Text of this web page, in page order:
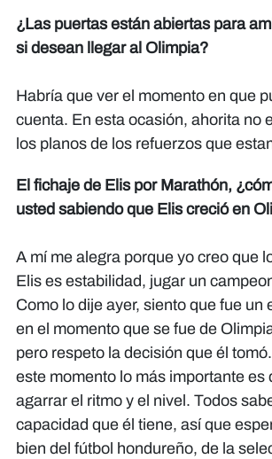
¿Las puertas están abiertas para
si desean llegar al Olimpia?
Habría que ver el momento en que
cuenta. En esta ocasión, ahorita no
los planos de los refuerzos que
El fichaje de Elis por Marathón,
usted sabiendo que Elis creció en
A mí me alegra porque yo creo que
Elis es estabilidad, jugar un
Como lo dije ayer, siento que fue un
en el momento que se fue de
pero respeto la decisión que él
este momento lo más importante es
agarrar el ritmo y el nivel. Todos
capacidad que él tiene, así que
bien del fútbol hondureño, de la